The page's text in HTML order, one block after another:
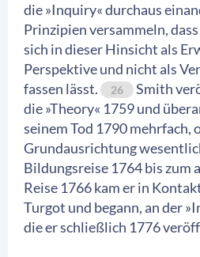
die »Inquiry« durchaus
Prinzipien versammeln,
sich in dieser Hinsicht als
Perspektive und nicht als
fassen lässt.
26
Smith
die »Theory« 1759 und
seinem Tod 1790 mehrfach,
Grundausrichtung
Bildungsreise 1764 bis zum
Reise 1766 kam er in
Turgot und begann, an der
die er schließlich 1776